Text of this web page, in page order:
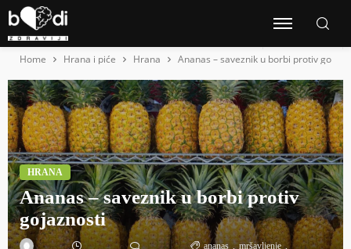
Home Hrana i piće Hrana Ananas – saveznik u borbi protiv
HRANA
Ananas – saveznik u borbi protiv
gojaznosti
ananas
mršavljenje